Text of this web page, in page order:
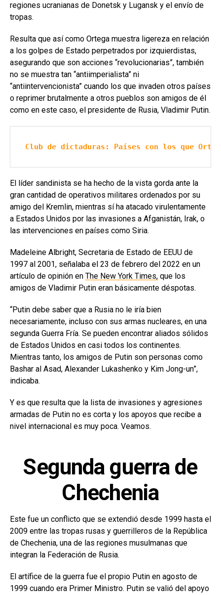
regiones ucranianas de Donetsk y Lugansk y el envío de
tropas.
Resulta que así como Ortega muestra ligereza en relación
a los golpes de Estado perpetrados por izquierdistas,
asegurando que son acciones “revolucionarias”, también
no se muestra tan “antiimperialista” ni
“antiintervencionista” cuando los que invaden otros países
o reprimer brutalmente a otros pueblos son amigos de él
como en este caso, el presidente de Rusia, Vladimir Putin.
Club de dictaduras: Países con los que
El líder sandinista se ha hecho de la vista gorda ante la
gran cantidad de operativos militares ordenados por su
amigo del Kremlin, mientras sí ha atacado virulentamente
a Estados Unidos por las invasiones a Afganistán, Irak, o
las intervenciones en países como Siria.
Madeleine Albright, Secretaria de Estado de EEUU de
1997 al 2001, señalaba el 23 de febrero del 2022 en un
artículo de opinión en The New York Times, que los
amigos de Vladimir Putin eran básicamente déspotas.
“Putin debe saber que a Rusia no le iría bien
necesariamente, incluso con sus armas nucleares, en una
segunda Guerra Fría. Se pueden encontrar aliados sólidos
de Estados Unidos en casi todos los continentes.
Mientras tanto, los amigos de Putin son personas como
Bashar al Asad, Alexander Lukashenko y Kim Jong-un”,
indicaba.
Y es que resulta que la lista de invasiones y agresiones
armadas de Putin no es corta y los apoyos que recibe a
nivel internacional es muy poca. Veamos.
Segunda guerra de
Chechenia
Este fue un conflicto que se extendió desde 1999 hasta el
2009 entre las tropas rusas y guerrilleros de la República
de Chechenia, una de las regiones musulmanas que
integran la Federación de Rusia.
El artífice de la guerra fue el propio Putin en agosto de
1999 cuando era Primer Ministro. Putin se valió del apoyo